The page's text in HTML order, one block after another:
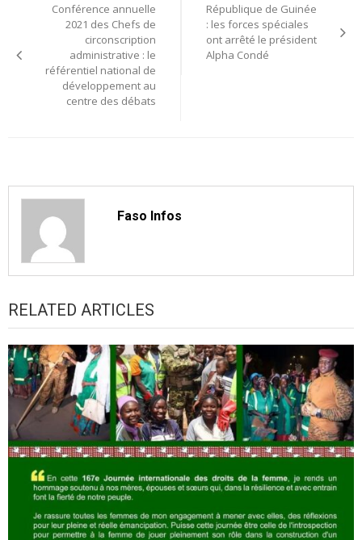
l’article
Conférence annuelle
2021 des Chefs de
circonscription
administrative : le
référentiel national de
développement au
centre des débats
République de Guinée
: les forces spéciales
ont arrêté le président
Alpha Condé
Faso Infos
RELATED ARTICLES